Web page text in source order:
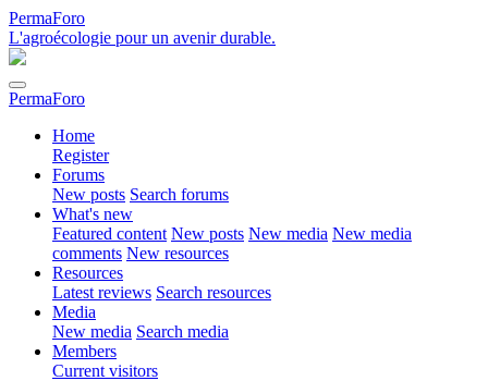
PermaForo
L'agroécologie pour un avenir durable.
PermaForo
Home
Register
Forums
New posts Search forums
What's new
Featured content New posts New media New media
comments New resources
Resources
Latest reviews Search resources
Media
New media Search media
Members
Current visitors